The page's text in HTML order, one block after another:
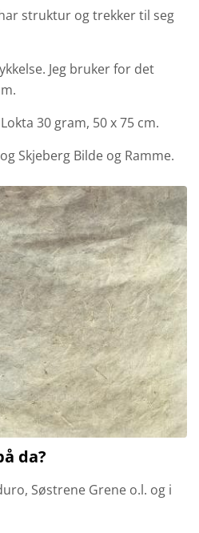
struktur og trekker til seg
Jeg bruker for det
30 gram, 50 x 75 cm.
Skjeberg Bilde og Ramme.
da?
Søstrene Grene o.l. og i